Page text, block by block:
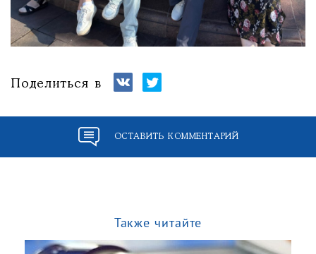
Поделиться в
ОСТАВИТЬ КОММЕНТАРИЙ
Также читайте